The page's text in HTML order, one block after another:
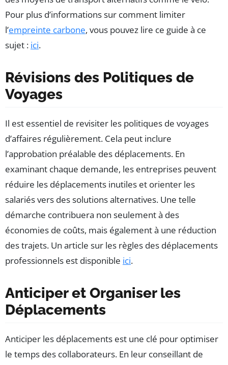
Pour plus d’informations sur comment limiter
l’empreinte carbone, vous pouvez lire ce guide à ce
sujet : ici.
Révisions des Politiques de
Voyages
Il est essentiel de revisiter les politiques de voyages
d’affaires régulièrement. Cela peut inclure
l’approbation préalable des déplacements. En
examinant chaque demande, les entreprises peuvent
réduire les déplacements inutiles et orienter les
salariés vers des solutions alternatives. Une telle
démarche contribuera non seulement à des
économies de coûts, mais également à une réduction
des trajets. Un article sur les règles des déplacements
professionnels est disponible ici.
Anticiper et Organiser les
Déplacements
Anticiper les déplacements est une clé pour optimiser
le temps des collaborateurs. En leur conseillant de